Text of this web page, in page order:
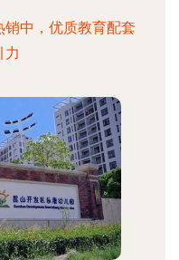
中，优质教育配套
力